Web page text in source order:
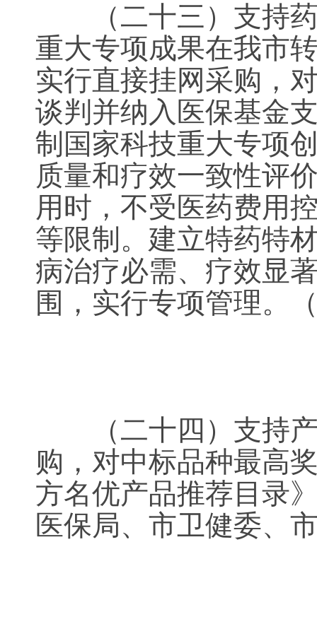
（二十三）支持药
重大专项成果在我市
实行直接挂网采购，
谈判并纳入医保基金
制国家科技重大专项
质量和疗效一致性评
用时，不受医药费用
等限制。建立特药特
病治疗必需、疗效显
围，实行专项管理。
（二十四）支持产
购，对中标品种最高
方名优产品推荐目录
医保局、市卫健委